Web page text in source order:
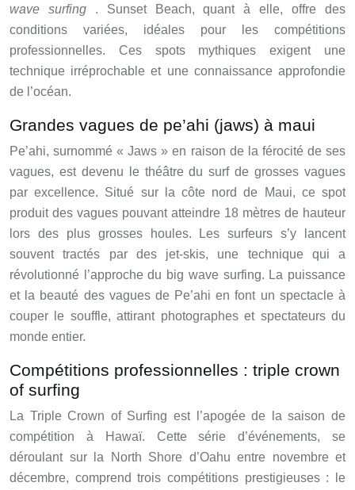
wave surfing . Sunset Beach, quant à elle, offre des
conditions variées, idéales pour les compétitions
professionnelles. Ces spots mythiques exigent une
technique irréprochable et une connaissance approfondie
de l’océan.
Grandes vagues de pe’ahi (jaws) à maui
Pe’ahi, surnommé « Jaws » en raison de la férocité de ses
vagues, est devenu le théâtre du surf de grosses vagues
par excellence. Situé sur la côte nord de Maui, ce spot
produit des vagues pouvant atteindre 18 mètres de hauteur
lors des plus grosses houles. Les surfeurs s’y lancent
souvent tractés par des jet-skis, une technique qui a
révolutionné l’approche du big wave surfing. La puissance
et la beauté des vagues de Pe’ahi en font un spectacle à
couper le souffle, attirant photographes et spectateurs du
monde entier.
Compétitions professionnelles : triple crown
of surfing
La Triple Crown of Surfing est l’apogée de la saison de
compétition à Hawaï. Cette série d’événements, se
déroulant sur la North Shore d’Oahu entre novembre et
décembre, comprend trois compétitions prestigieuses : le